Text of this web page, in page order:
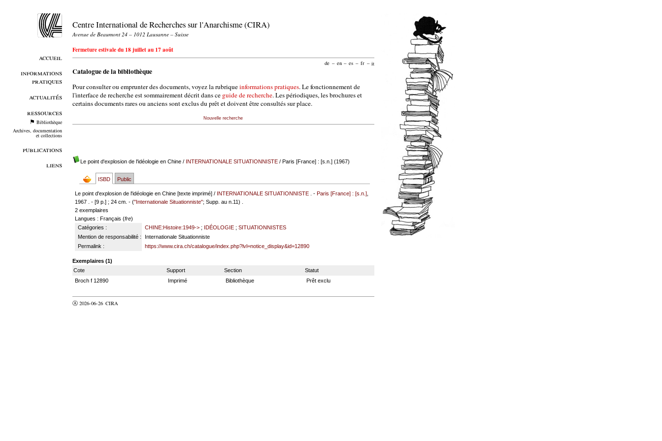
accueil
informations
pratiques
actualités
ressources
Bibliothèque
Archives, documentation
et collections
publications
liens
Centre International de Recherches sur l'Anarchisme (CIRA)
Avenue de Beaumont 24 – 1012 Lausanne – Suisse
Fermeture estivale du 18 juillet au 17 août
de – en – es – fr – it
Catalogue de la bibliothèque
Pour consulter ou emprunter des documents, voyez la rubriqueinformations pratiques. Le fonctionnement de
l'interface de recherche est sommairement décrit dans ce guide de recherche. Les périodiques, les brochures et
certains documents rares ou anciens sont exclus du prêt et doivent être consultés sur place.
Nouvelle recherche
Le point d'explosion de l'idéologie en Chine/ INTERNATIONALE SITUATIONNISTE/ Paris [France] : [s.n.] (1967)
ISBD Public
Le point d'explosion de l'idéologie en Chine [texte imprimé] / INTERNATIONALE SITUATIONNISTE . -Paris [France] : [s.n.]
1967 . - [9 p.] ; 24 cm. - ("Internationale Situationniste"; Supp. au n.11) .
2 exemplaires
Langues : Français (fre)
Catégories :
CHINE:Histoire:1949->; IDÉOLOGIE; SITUATIONNISTES
Mention de responsabilité :
Internationale Situationniste
Permalink :
https://www.cira.ch/catalogue/index.php?lvl=notice_display&id=12890
Exemplaires (1)
Cote
Support Section
Statut
Broch f 12890
Imprimé Bibliothèque Prêt exclu
Ⓐ 2026-06-26 CIRA